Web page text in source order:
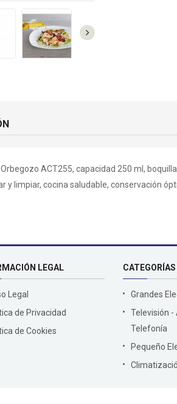
ACT255, capacidad 250 ml,
y limpiar, cocina saludable, conservación
LEGAL
Legal
de Privacidad
de Cookies
CATEGORÍAS
Grandes
Televisión -
Telefonía
Pequeño